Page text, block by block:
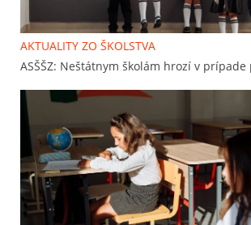
AKTUALITY ZO ŠKOLSTVA
ASŠŠZ: Neštátnym školám hrozí v